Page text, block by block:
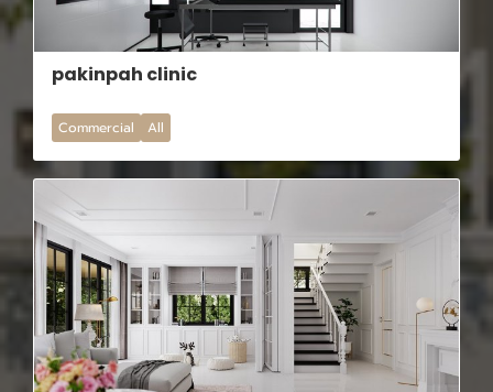
pakinpah clinic
Commercial All